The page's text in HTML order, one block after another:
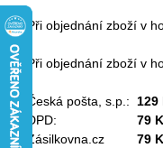
Při objednání zboží v
Při objednání zboží v
Česká pošta, s.p.: 129
DPD:
79
Zásilkovna.cz
79